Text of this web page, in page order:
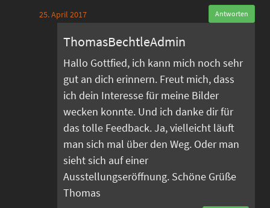
25. April 2017 Antworten
ThomasBechtleAdmin
Hallo Gottfied, ich kann mich noch sehr
gut an dich erinnern. Freut mich, dass
ich dein Interesse für meine Bilder
wecken konnte. Und ich danke dir für
das tolle Feedback. Ja, vielleicht läuft
man sich mal über den Weg. Oder man
sieht sich auf einer
Ausstellungseröffnung. Schöne Grüße
Thomas